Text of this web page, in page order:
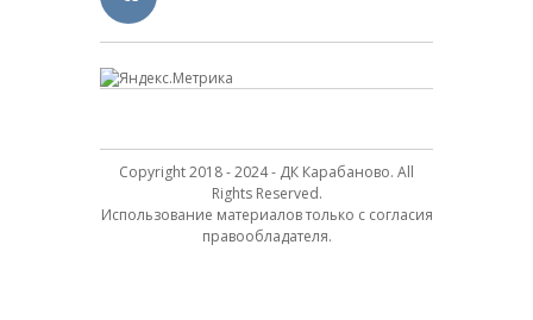
Copyright 2018 - 2024 - ДК Карабаново. All
Rights Reserved.
Использование материалов только с согласия
правообладателя.